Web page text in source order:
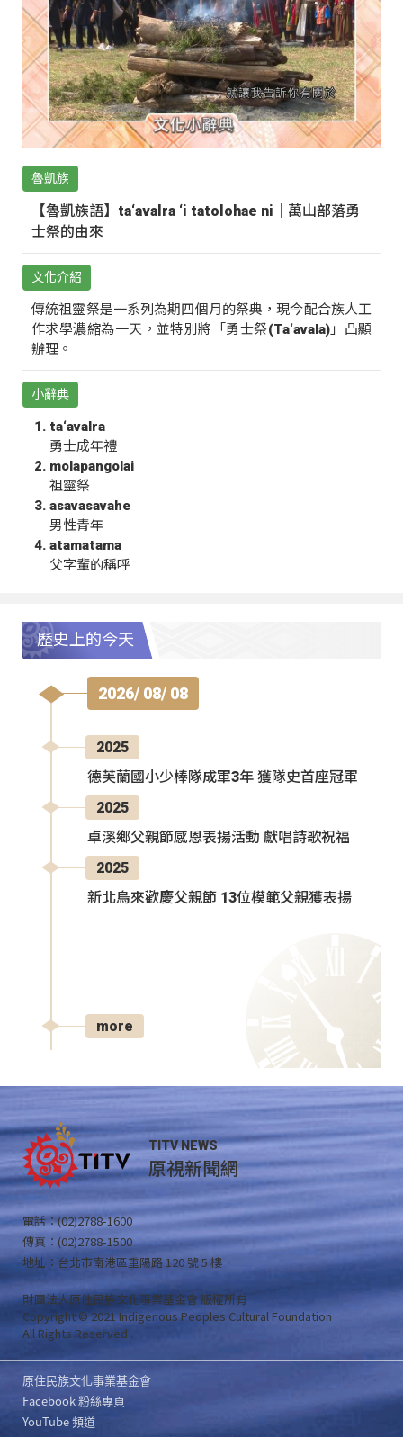
魯凱族
【魯凱族語】ta‘avalra ‘i tatolohae ni｜萬山部落勇
士祭的由來
文化介紹
傳統祖靈祭是一系列為期四個月的祭典，現今配合族人工
作求學濃縮為一天，並特別將「勇士祭(Ta‘avala)」凸顯
辦理。
小辭典
ta‘avalra
勇士成年禮
molapangolai
祖靈祭
asavasavahe
男性青年
atamatama
父字輩的稱呼
歷史上的今天
2026/ 08/ 08
2025
德芙蘭國小少棒隊成軍3年 獲隊史首座冠軍
2025
卓溪鄉父親節感恩表揚活動 獻唱詩歌祝福
2025
新北烏來歡慶父親節 13位模範父親獲表揚
more
TITV NEWS
原視新聞網
電話：(02)2788-1600
傳真：(02)2788-1500
地址：台北市南港區重陽路 120 號 5 樓
財團法人原住民族文化事業基金會 版權所有
Copyright © 2021 Indigenous Peoples Cultural Foundation
All Rights Reserved .
原住民族文化事業基金會
Facebook 粉絲專頁
YouTube 頻道